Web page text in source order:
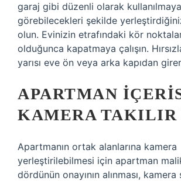
garaj gibi düzenli olarak kullanılmayan
görebilecekleri şekilde
olun. Evinizin etrafındaki kör
olduğunca kapatmaya çalışın.
yarısı eve ön veya arka kapıdan
APARTMAN
KAMERA TAKILIR
Apartmanın ortak alanlarına kamera
yerleştirilebilmesi için apartman
dördünün onayının alınması,